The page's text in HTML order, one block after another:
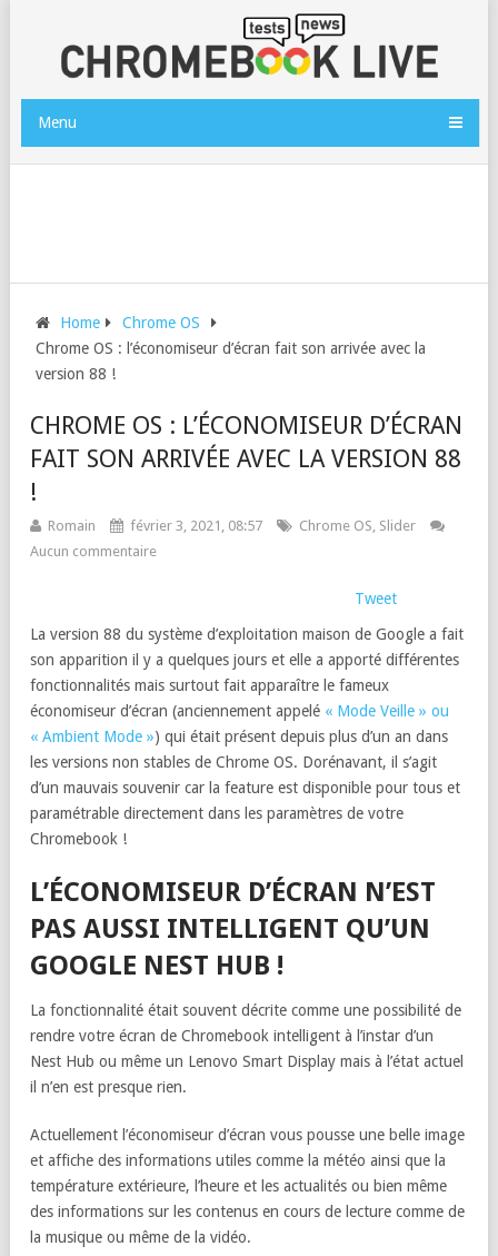
Menu
Home
Chrome OS
Chrome OS : l’économiseur d’écran fait son arrivée avec la
version 88 !
CHROME OS : L’ÉCONOMISEUR D’ÉCRAN
FAIT SON ARRIVÉE AVEC LA VERSION 88
!
Romain février 3, 2021, 08:57 Chrome OS, Slider
Aucun commentaire
Tweet
La version 88 du système d’exploitation maison de Google a fait
son apparition il y a quelques jours et elle a apporté différentes
fonctionnalités mais surtout fait apparaître le fameux
économiseur d’écran (anciennement appelé « Mode Veille » ou
« Ambient Mode ») qui était présent depuis plus d’un an dans
les versions non stables de Chrome OS. Dorénavant, il s’agit
d’un mauvais souvenir car la feature est disponible pour tous et
paramétrable directement dans les paramètres de votre
Chromebook !
L’ÉCONOMISEUR D’ÉCRAN N’EST
PAS AUSSI INTELLIGENT QU’UN
GOOGLE NEST HUB !
La fonctionnalité était souvent décrite comme une possibilité de
rendre votre écran de Chromebook intelligent à l’instar d’un
Nest Hub ou même un Lenovo Smart Display mais à l’état actuel
il n’en est presque rien.
Actuellement l’économiseur d’écran vous pousse une belle image
et affiche des informations utiles comme la météo ainsi que la
température extérieure, l’heure et les actualités ou bien même
des informations sur les contenus en cours de lecture comme de
la musique ou même de la vidéo.